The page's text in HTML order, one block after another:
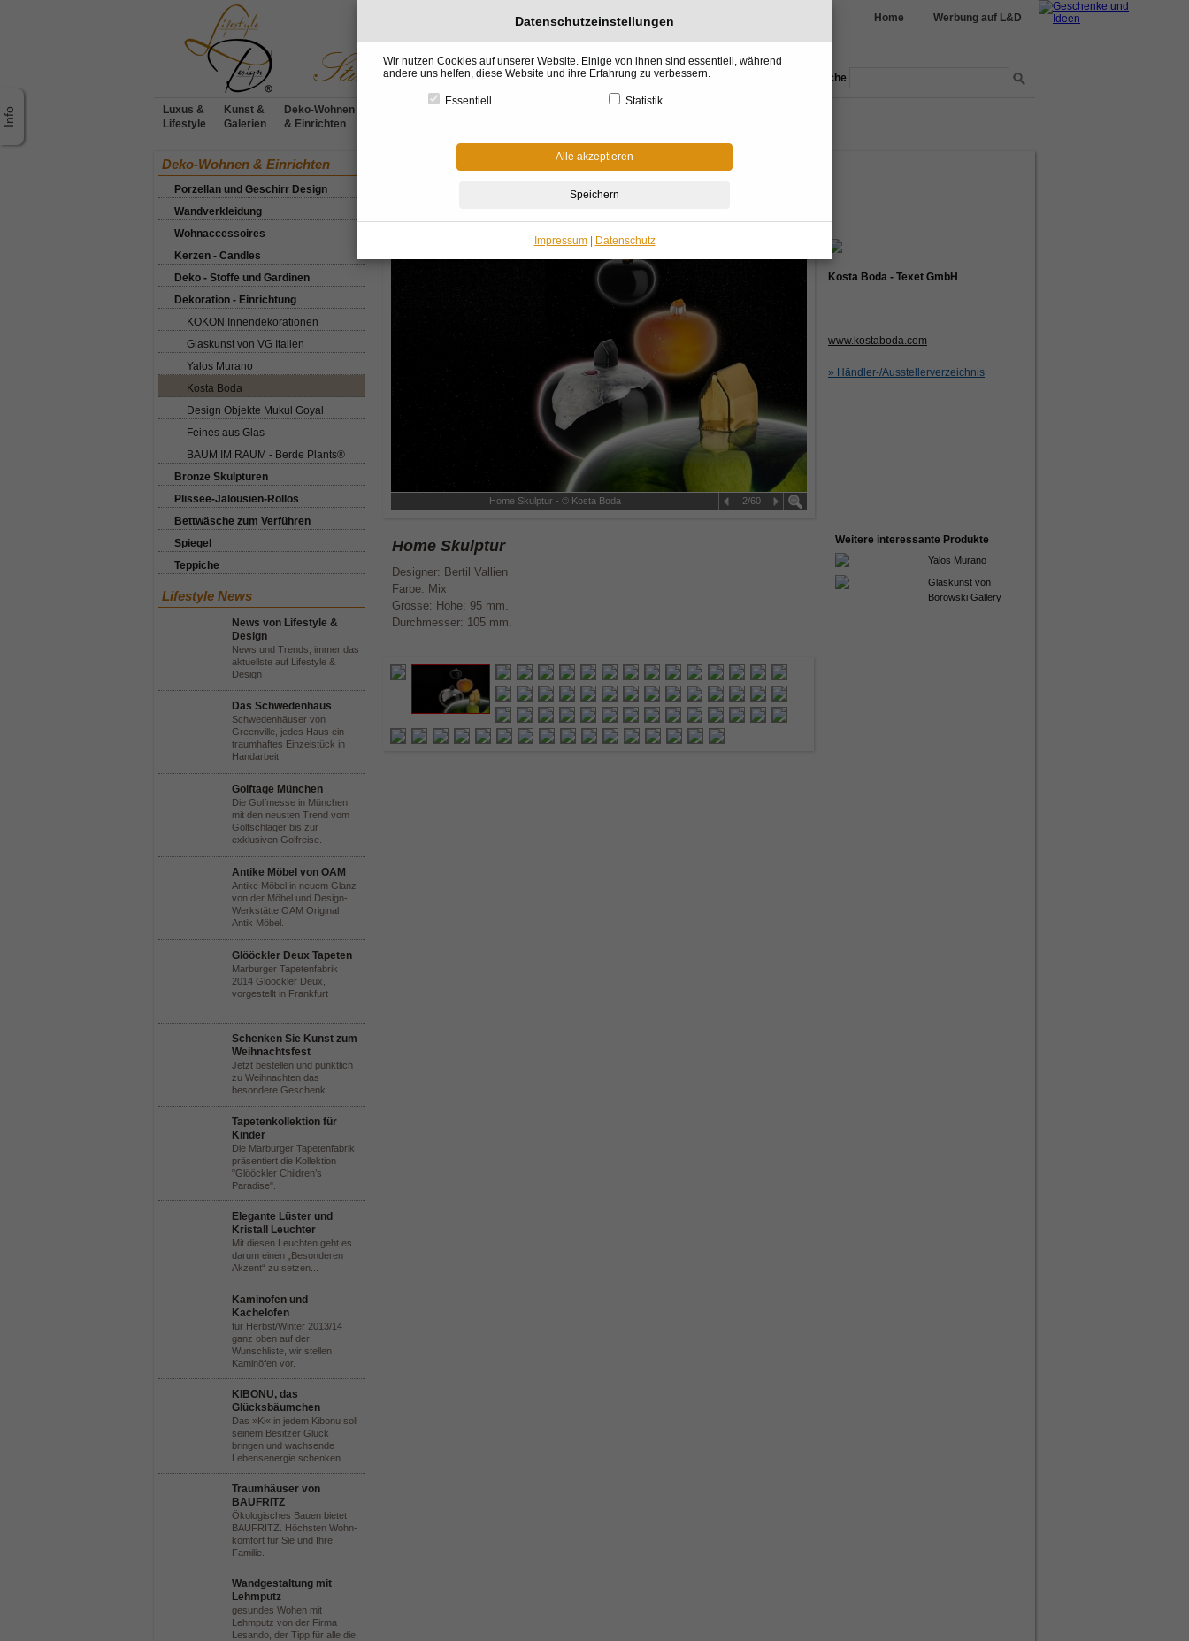
Home Werbung auf L&D
Suche
Luxus &
Lifestyle
Kunst &
Galerien
Deko-Wohnen
& Einrichten
Deko-Wohnen & Einrichten
Porzellan und Geschirr Design
Wandverkleidung
Wohnaccessoires
Kerzen - Candles
Deko - Stoffe und Gardinen
Dekoration - Einrichtung
KOKON Innendekorationen
Glaskunst von VG Italien
Yalos Murano
Kosta Boda
Design Objekte Mukul Goyal
Feines aus Glas
BAUM IM RAUM - Berde Plants®
Bronze Skulpturen
Plissee-Jalousien-Rollos
Bettwäsche zum Verführen
Spiegel
Teppiche
Lifestyle News
News von Lifestyle &
Design
News und Trends, immer das
aktuellste auf Lifestyle &
Design
Das Schwedenhaus
Schwedenhäuser von
Greenville, jedes Haus ein
traumhaftes Einzelstück in
Handarbeit.
Golftage München
Die Golfmesse in München
mit den neusten Trend vom
Golfschläger bis zur
exklusiven Golfreise.
Antike Möbel von OAM
Antike Möbel in neuem Glanz
von der Möbel und Design-
Werkstätte OAM Original
Antik Möbel.
Glööckler Deux Tapeten
Marburger Tapetenfabrik
2014 Glööckler Deux,
vorgestellt in Frankfurt
Schenken Sie Kunst zum
Weihnachtsfest
Jetzt bestellen und pünktlich
zu Weihnachten das
besondere Geschenk
Tapetenkollektion für
Kinder
Die Marburger Tapetenfabrik
präsentiert die Kollektion
"Glööckler Children’s
Paradise".
Elegante Lüster und
Kristall Leuchter
Mit diesen Leuchten geht es
darum einen „Besonderen
Akzent“ zu setzen...
Kaminofen und
Kachelofen
für Herbst/Winter 2013/14
ganz oben auf der
Wunschliste, wir stellen
Kaminöfen vor.
KIBONU, das
Glücksbäumchen
Das »Ki« in jedem Kibonu soll
seinem Besitzer Glück
bringen und wachsende
Lebensenergie schenken.
Traumhäuser von
BAUFRITZ
Ökologisches Bauen bietet
BAUFRITZ. Höchsten Wohn-
komfort für Sie und Ihre
Familie.
Wandgestaltung mit
Lehmputz
gesundes Wohen mit
Lehmputz von der Firma
Lesando, der Tipp für alle die
»Dekoration - Einrichtung
Home Skulptur - © Kosta Boda 2/60
Home Skulptur
Designer: Bertil Vallien
Farbe: Mix
Grösse: Höhe: 95 mm.
Durchmesser: 105 mm.
Kosta Boda - Texet GmbH
www.kostaboda.com
» Händler-/Ausstellerverzeichnis
Weitere interessante Produkte
Yalos Murano
Glaskunst von
Borowski Gallery
Datenschutzeinstellungen
Wir nutzen Cookies auf unserer Website. Einige von ihnen sind essentiell, während
andere uns helfen, diese Website und ihre Erfahrung zu verbessern.
Essentiell Statistik
Alle akzeptieren
Impressum| Datenschutz